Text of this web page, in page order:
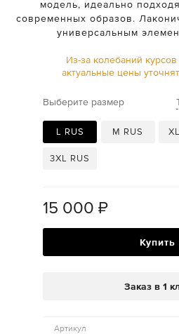
модель, идеально
современных образов.
универсальным
Из-за колебаний
актуальные цены
Выберите размер
L RUS M RUS
3XL RUS
15 000 ₽
Купить
Заказ в 1
Артикул